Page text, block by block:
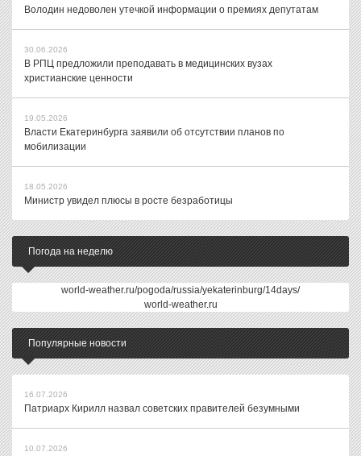
Володин недоволен утечкой информации о премиях депутатам
30.06.2026
В РПЦ предложили преподавать в медицинских вузах
христианские ценности
19.05.2026
Власти Екатеринбурга заявили об отсутствии планов по
мобилизации
18.05.2026
Министр увидел плюсы в росте безработицы
Погода на неделю
world-weather.ru/pogoda/russia/yekaterinburg/14days/
world-weather.ru
Популярные новости
16.07.2026
Патриарх Кирилл назвал советских правителей безумными
10.07.2026